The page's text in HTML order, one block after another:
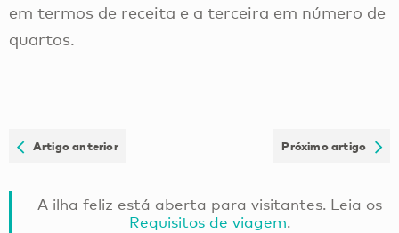
em termos de receita e a terceira em número de
quartos.
Artigo anterior Próximo artigo
A ilha feliz está aberta para visitantes. Leia os
Requisitos de viagem.